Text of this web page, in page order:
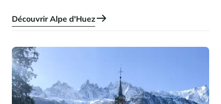
Découvrir Alpe d'Huez